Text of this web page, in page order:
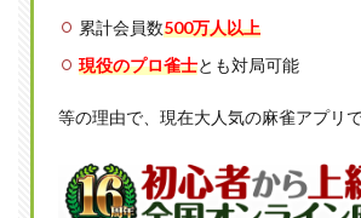
でも
遊べ
る無
雀ゲ
1.2
一局
累計会員数500万人以上
現役のプロ雀士とも対局可能
等の理由で、現在大人気の麻雀アプリで